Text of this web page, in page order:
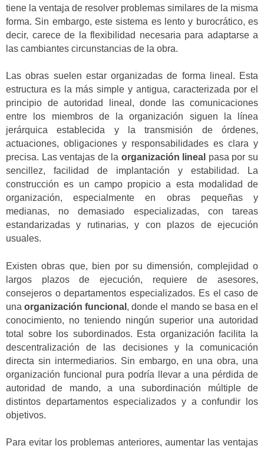
tiene la ventaja de resolver problemas similares de la misma
forma. Sin embargo, este sistema es lento y burocrático, es
decir, carece de la flexibilidad necesaria para adaptarse a
las cambiantes circunstancias de la obra.
Las obras suelen estar organizadas de forma lineal. Esta
estructura es la más simple y antigua, caracterizada por el
principio de autoridad lineal, donde las comunicaciones
entre los miembros de la organización siguen la línea
jerárquica establecida y la transmisión de órdenes,
actuaciones, obligaciones y responsabilidades es clara y
precisa. Las ventajas de la organización lineal pasa por su
sencillez, facilidad de implantación y estabilidad. La
construcción es un campo propicio a esta modalidad de
organización, especialmente en obras pequeñas y
medianas, no demasiado especializadas, con tareas
estandarizadas y rutinarias, y con plazos de ejecución
usuales.
Existen obras que, bien por su dimensión, complejidad o
largos plazos de ejecución, requiere de asesores,
consejeros o departamentos especializados. Es el caso de
unaorganización funcional , donde el mando se basa en el
conocimiento, no teniendo ningún superior una autoridad
total sobre los subordinados. Esta organización facilita la
descentralización de las decisiones y la comunicación
directa sin intermediarios. Sin embargo, en una obra, una
organización funcional pura podría llevar a una pérdida de
autoridad de mando, a una subordinación múltiple de
distintos departamentos especializados y a confundir los
objetivos.
Para evitar los problemas anteriores, aumentar las ventajas